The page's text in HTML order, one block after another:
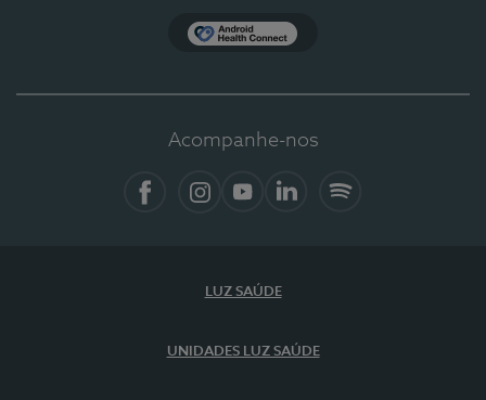
Acompanhe-nos
LUZ SAÚDE
UNIDADES LUZ SAÚDE